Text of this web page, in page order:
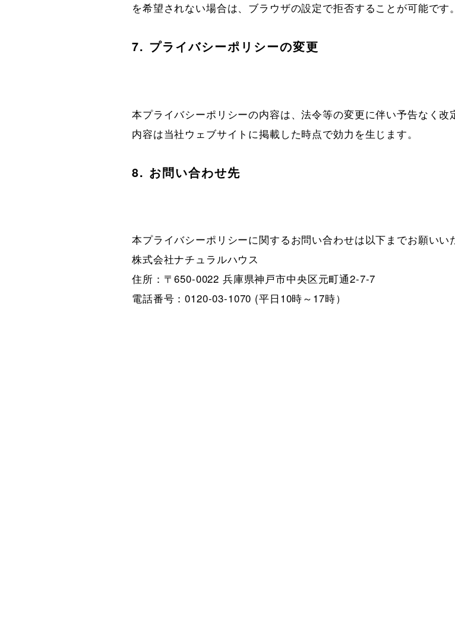
を希望されない場合は、ブラウザの設定で拒否することが可能です。
7. プライバシーポリシーの変更
本プライバシーポリシーの内容は、法令等の変更に伴い予告なく
内容は当社ウェブサイトに掲載した時点で効力を生じます。
8. お問い合わせ先
本プライバシーポリシーに関するお問い合わせは以下までお願いい
株式会社ナチュラルハウス
住所：〒650-0022 兵庫県神戸市中央区元町通2-7-7
電話番号：0120-03-1070 (平日10時～17時）